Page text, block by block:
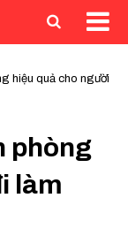
hiệu quả cho người
phòng
làm